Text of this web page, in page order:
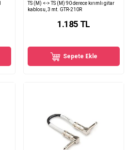
TS (M) <-> TS (M) 90 derece kırımlı gitar
kablosu, 3 mt. GTR-210R
1.185 TL
Sepete Ekle